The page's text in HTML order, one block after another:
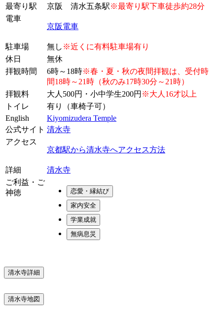
最寄り駅 京阪 清水五条駅※最寄り駅下車徒歩約28分
電車
京阪電車
駐車場 無し ※近くに有料駐車場有り
休日
無休
拝観時間
6時～18時※春・夏・秋の夜間拝観は、受付時
間18時～21時（秋のみ17時30分～21時）
拝観料
大人500円・小中学生200円 ※大人16才以上
トイレ
有り（車椅子可）
English
Kiyomizudera Temple
公式サイト 清水寺
アクセス
京都駅から清水寺へアクセス方法
詳細
清水寺
ご利益・ご
神徳
恋愛・縁結び
家内安全
学業成就
無病息災
清水寺詳細
清水寺地図